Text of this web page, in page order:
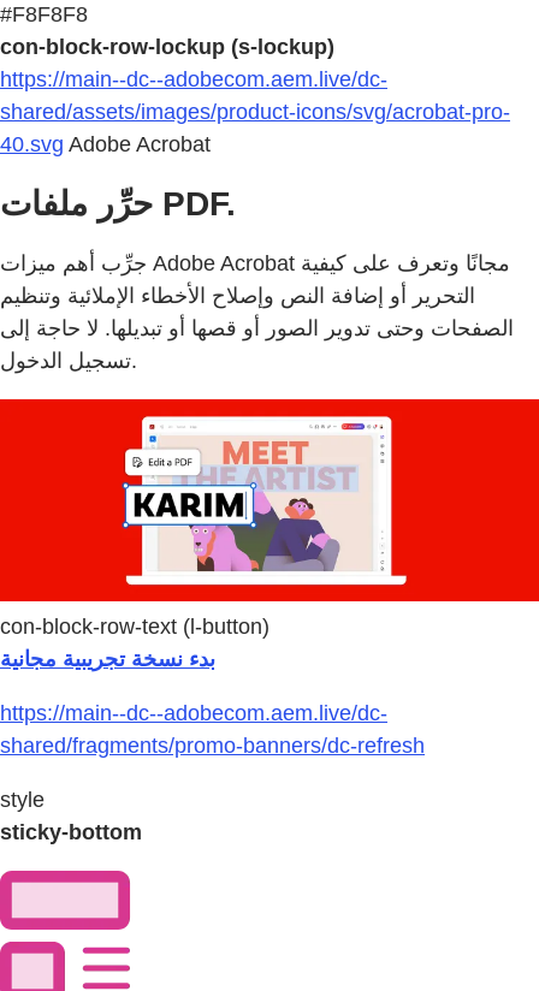
#F8F8F8
con-block-row-lockup (s-lockup)
https://main--dc--adobecom.aem.live/dc-
shared/assets/images/product-icons/svg/acrobat-pro-
40.svg Adobe Acrobat
حرِّر ملفات PDF.
جرِّب أهم ميزات Adobe Acrobat مجانًا وتعرف على كيفية
التحرير أو إضافة النص وإصلاح الأخطاء الإملائية وتنظيم
الصفحات وحتى تدوير الصور أو قصها أو تبديلها. لا حاجة إلى
تسجيل الدخول.
con-block-row-text (l-button)
بدء نسخة تجريبية مجانية
https://main--dc--adobecom.aem.live/dc-
shared/fragments/promo-banners/dc-refresh
style
sticky-bottom